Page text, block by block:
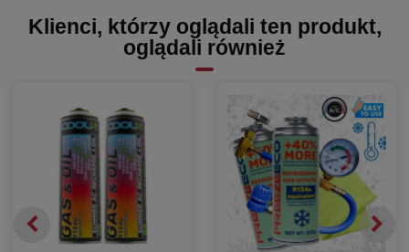
Klienci, którzy oglądali ten produkt,
oglądali również